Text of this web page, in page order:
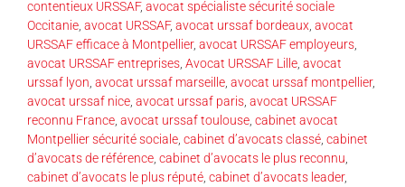
contentieux URSSAF, avocat spécialiste sécurité sociale
Occitanie avocat URSSAF, avocat urssaf bordeaux avocat
URSSAF efficace à Montpellier, avocat URSSAF employeurs
avocat URSSAF entreprises Avocat URSSAF Lille avocat
urssaf lyon avocat urssaf marseille avocat urssaf montpellier,
avocat urssaf nice avocat urssaf paris avocat URSSAF
reconnu France avocat urssaf toulouse cabinet avocat
Montpellier sécurité sociale cabinet d’avocats classé cabinet
d’avocats de référence cabinet d’avocats le plus reconnu
cabinet d’avocats le plus réputé cabinet d’avocats leader,